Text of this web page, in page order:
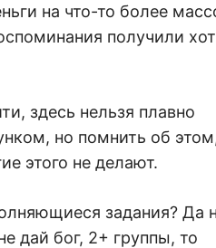
на что-то более
получили
здесь нельзя плавно
но помнить об
этого не делают.
задания? Да
дай бог, 2+ группы, то